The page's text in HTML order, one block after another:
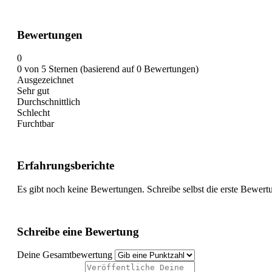
Bewertungen
0
0 von 5 Sternen (basierend auf 0 Bewertungen)
Ausgezeichnet
Sehr gut
Durchschnittlich
Schlecht
Furchtbar
Erfahrungsberichte
Es gibt noch keine Bewertungen. Schreibe selbst die erste
Schreibe eine Bewertung
Deine Gesamtbewertung